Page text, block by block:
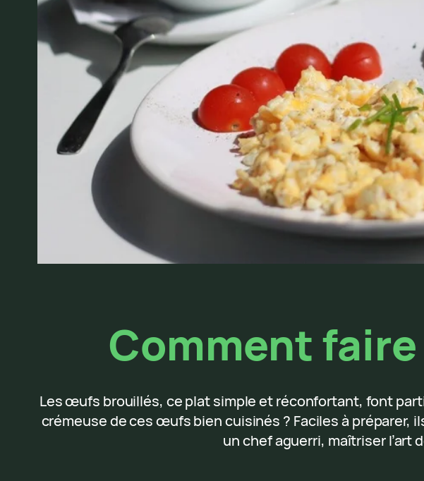
Comment
Les œufs brouillés, ce plat simple et réconfortant, font
crémeuse de ces œufs bien cuisinés ? Faciles à préparer,
un chef aguerri, maîtriser